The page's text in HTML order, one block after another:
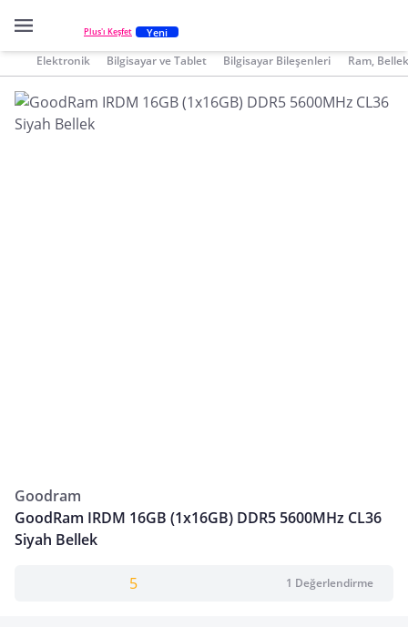
Plus'ı Keşfet Yeni
Elektronik Bilgisayar ve Tablet Bilgisayar Bileşenleri Ram, Bellek
Goodram
GoodRam IRDM 16GB (1x16GB) DDR5 5600MHz CL36
Siyah Bellek
5 1 Değerlendirme